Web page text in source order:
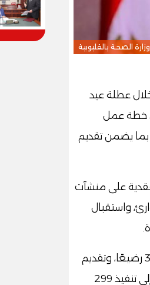
الصحة بالقليوبية
خلال عطلة عيد
الجهود ضمن خطة عمل
بما يضمن تقديم
أن إدارة الرعاية الأساسية نفذت 200 جولة تفقدية على منشآت
8,592 مواطنًا، واستقبال 108 حالات طوارئ، واستقبال
كما تم تنفيذ 70 جولة متابعة لأعمال الأمومة والطفولة، وصرف الألبان لـ 3,556 رضيعًا، وتقديم
104 خدمات فحص ما قبل الزواج، وفحص 1,558 عينة للغدة الدرقية، بالإضافة إلى تنفيذ 299